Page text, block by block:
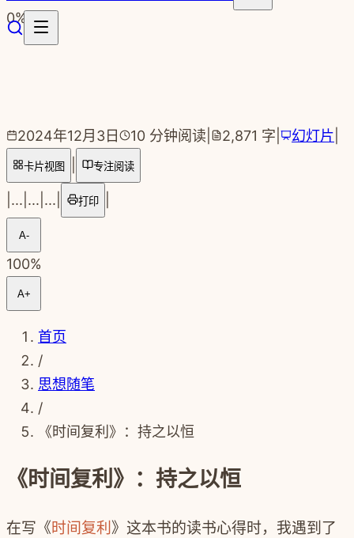
跳转到主要内容
0%
2024年12月3日 10 分钟阅读 2,871 字 幻灯片
卡片视图 专注阅读
... ... ... 打印
A-
100%
A+
首页
/
思想随笔
/
《时间复利》：持之以恒
《时间复利》：持之以恒
在写《时间复利 》这本书的读书心得时，我遇到了